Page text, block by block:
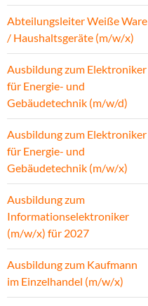
Abteilungsleiter Weiße Ware
/ Haushaltsgeräte (m/w/x)
Ausbildung zum Elektroniker
für Energie- und
Gebäudetechnik (m/w/d)
Ausbildung zum Elektroniker
für Energie- und
Gebäudetechnik (m/w/x)
Ausbildung zum
Informationselektroniker
(m/w/x) für 2027
Ausbildung zum Kaufmann
im Einzelhandel (m/w/x)